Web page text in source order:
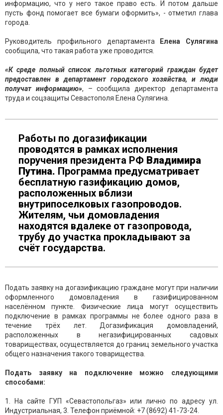
информацию, что у него такое право есть. И потом дальше
пусть фонд помогает все бумаги оформить», - отметил глава
города.
Руководитель профильного департамента Елена Сулягина
сообщила, что такая работа уже проводится.
«К среде полный список льготных категорий граждан будет
предоставлен в департамент городского хозяйства, и люди
получат информацию», – сообщила директор департамента
труда и соцзащиты Севастополя Елена Сулягина.
Работы по догазификации
проводятся в рамках исполнения
поручения президента РФ Владимира
Путина. Программа предусматривает
бесплатную газификацию домов,
расположенных вблизи
внутрипоселковых газопроводов.
Жителям, чьи домовладения
находятся вдалеке от газопровода,
трубу до участка прокладывают за
счёт государства.
Подать заявку на догазификацию граждане могут при наличии
оформленного домовладения в газифицированном
населённом пункте. Физические лица могут осуществить
подключение в рамках программы не более одного раза в
течение трёх лет. Догазификация домовладений,
расположенных в негазифицированных садовых
товариществах, осуществляется до границ земельного участка
общего назначения такого товарищества.
Подать заявку на подключение можно следующими
способами:
1. На сайте ГУП «Севастопольгаз» или лично по адресу ул.
Индустриальная, 3. Телефон приёмной: +7 (8692) 41-73-24